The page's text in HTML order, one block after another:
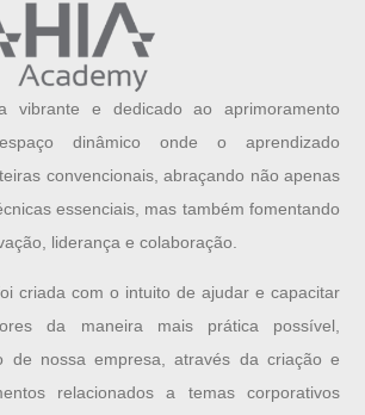
vibrante e dedicado ao aprimoramento
dinâmico onde o aprendizado
convencionais, abraçando não apenas
essenciais, mas também fomentando
liderança e colaboração.
criada com o intuito de ajudar e capacitar
da maneira mais prática possível,
de nossa empresa, através da criação e
relacionados a temas corporativos